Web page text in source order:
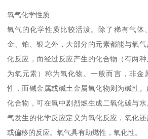
氧气化学性质
氧气的化学性质比较活泼。除了稀有气体
金、铂、银之外，大部分的元素都能与氧
化反应，而经过反应产生的化合物（有两
为氧元素）称为氧化物。一般而言，非金
性，而碱金属或碱土金属氧化物则为碱性
化合物，可在氧中剧烈燃生成二氧化碳与
气发生的化学反应定义为氧化反应，氧化
或偏移的反应。氧气具有助燃性，氧化性。